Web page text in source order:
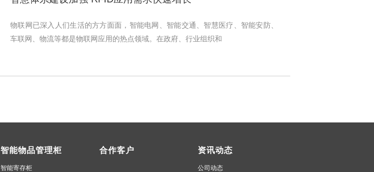
物联网已深入人们生活的方方面面，智能电网、智能交通、智慧医疗、智能安防、
车联网、物流等都是物联网应用的热点领域。在政府、行业组织和
智能物品管理柜
智能寄存柜
合作客户 资讯动态
公司动态